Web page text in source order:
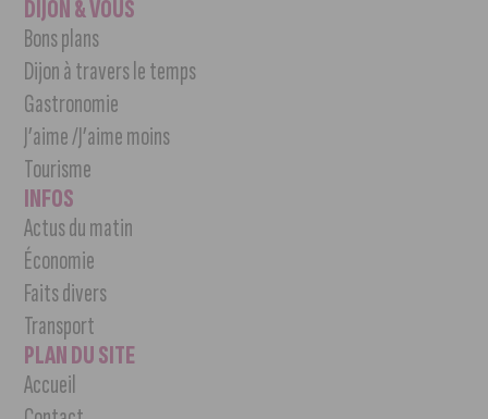
DIJON & VOUS
Bons plans
Dijon à travers le temps
Gastronomie
J’aime /J’aime moins
Tourisme
INFOS
Actus du matin
Économie
Faits divers
Transport
PLAN DU SITE
Accueil